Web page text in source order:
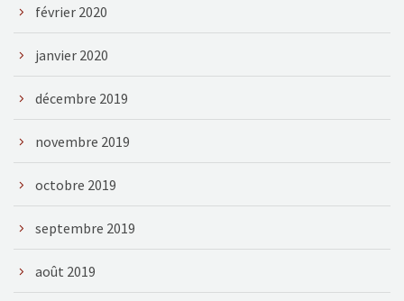
février 2020
janvier 2020
décembre 2019
novembre 2019
octobre 2019
septembre 2019
août 2019